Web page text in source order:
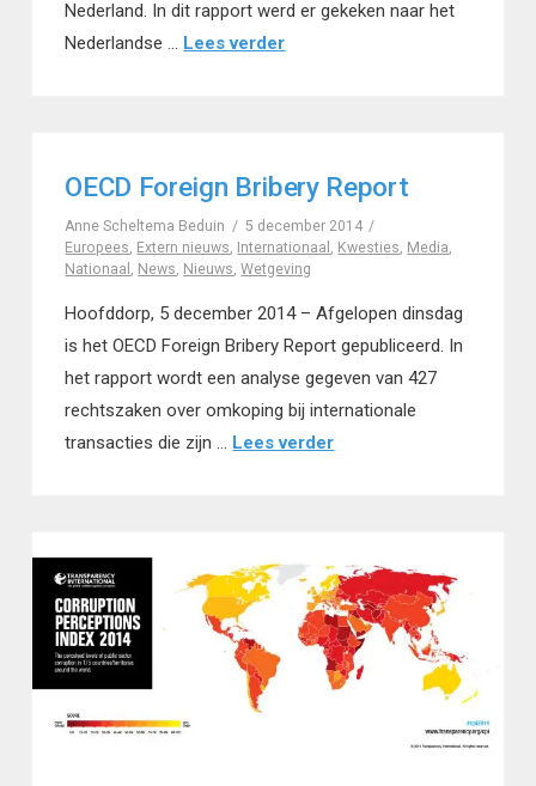
Nederland. In dit rapport werd er gekeken naar het
Nederlandse … Lees verder
OECD Foreign Bribery Report
Anne Scheltema Beduin
5 december 2014
Europees, Extern nieuws, Internationaal , Kwesties, Media,
Nationaal , News, Nieuws,Wetgeving
Hoofddorp, 5 december 2014 – Afgelopen dinsdag
is het OECD Foreign Bribery Report gepubliceerd. In
het rapport wordt een analyse gegeven van 427
rechtszaken over omkoping bij internationale
transacties die zijn … Lees verder